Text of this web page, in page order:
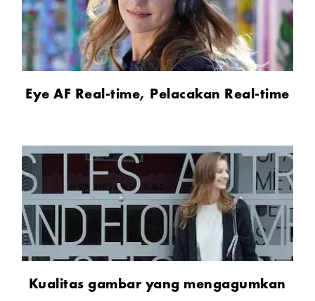
Eye AF Real-time, Pelacakan Real-time
Kualitas gambar yang mengagumkan